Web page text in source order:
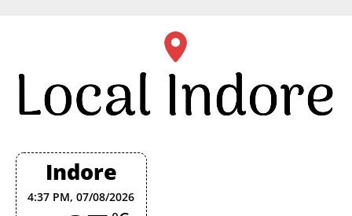
Indore
4:37 PM,07/08/2026